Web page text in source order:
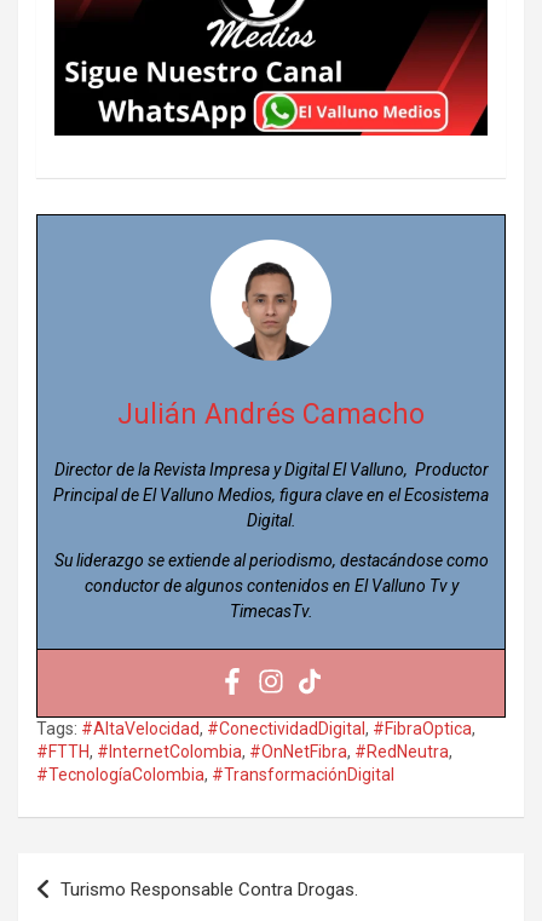
Julián Andrés Camacho
Director de la Revista Impresa y Digital El Valluno, Productor
Principal de El Valluno Medios, figura clave en el Ecosistema
Digital.
Su liderazgo se extiende al periodismo, destacándose como
conductor de algunos contenidos en El Valluno Tv y
TimecasTv.
Tags: #AltaVelocidad, #ConectividadDigital, #FibraOptica,
#FTTH, #InternetColombia, #OnNetFibra, #RedNeutra,
#TecnologíaColombia, #TransformaciónDigital
Navegación
de
Turismo Responsable Contra Drogas.